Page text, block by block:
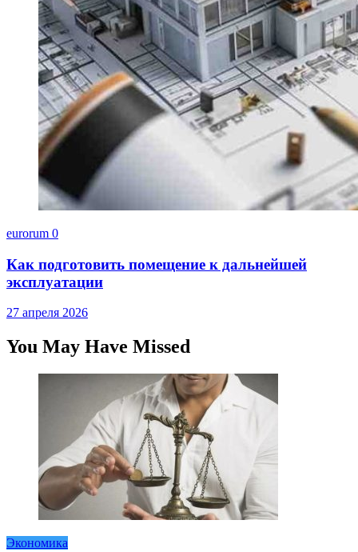
eurorum 0
Как подготовить помещение к дальнейшей
эксплуатации
27 апреля 2026
You May Have Missed
Экономика